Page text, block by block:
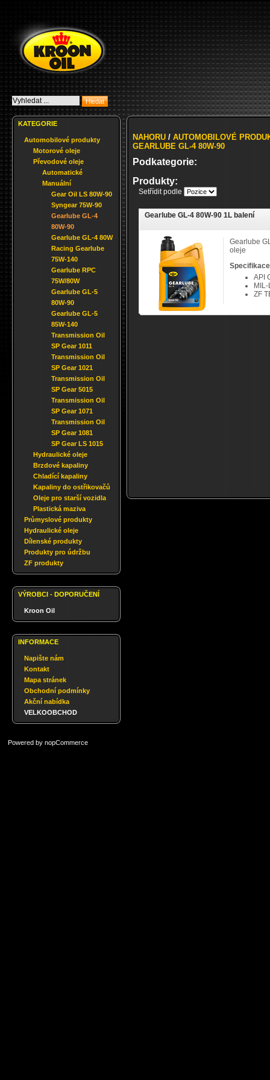
KATEGORIE
Automobilové produkty
Motorové oleje
Převodové oleje
Automatické
Manuální
Gear Oil LS 80W-90
Syngear 75W-90
Gearlube GL-4
80W-90
Gearlube GL-4 80W
Racing Gearlube
75W-140
Gearlube RPC
75W/80W
Gearlube GL-5
80W-90
Gearlube GL-5
85W-140
Transmission Oil
SP Gear 1011
Transmission Oil
SP Gear 1021
Transmission Oil
SP Gear 5015
Transmission Oil
SP Gear 1071
Transmission Oil
SP Gear 1081
SP Gear LS 1015
Hydraulické oleje
Brzdové kapaliny
Chladící kapaliny
Kapaliny do ostřikovačů
Oleje pro starší vozidla
Plastická maziva
Průmyslové produkty
Hydraulické oleje
Dílenské produkty
Produkty pro údržbu
ZF produkty
VÝROBCI - DOPORUČENÍ
Kroon Oil
INFORMACE
Napište nám
Kontakt
Mapa stránek
Obchodní podmínky
Akční nabídka
VELKOOBCHOD
NAHORU / AUTOMOBILOVÉ
GEARLUBE GL-4 80W-90
Podkategorie:
Produkty:
Setřídit podle
Gearlube GL-4 80W-90 1L balení
Gearlube
oleje
Specifikace
API
ZF
Powered by nopCommerce